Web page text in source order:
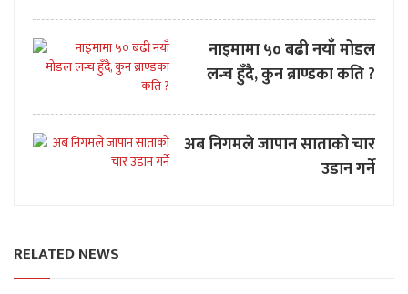
नाइमामा ५० बढी नयाँ मोडल
लन्च हुँदै, कुन ब्राण्डका कति ?
अब निगमले जापान साताको चार
उडान गर्ने
RELATED NEWS